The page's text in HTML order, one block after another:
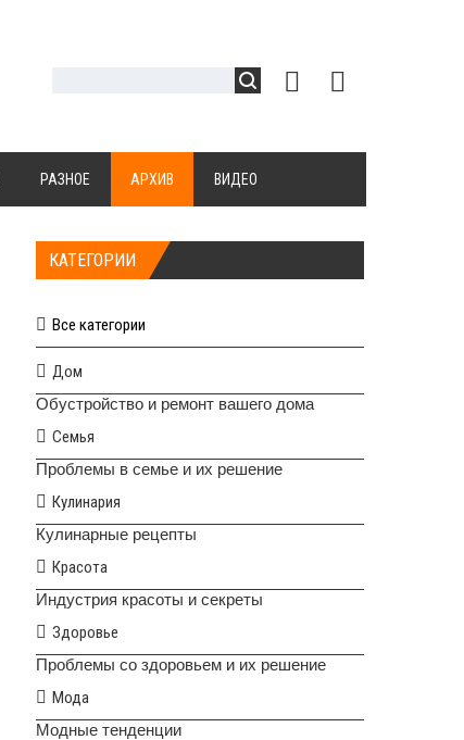
РАЗНОЕ АРХИВ ВИДЕО
КАТЕГОРИИ
Все категории
Дом
Обустройство и ремонт вашего дома
Семья
Проблемы в семье и их решение
Кулинария
Кулинарные рецепты
Красота
Индустрия красоты и секреты
Здоровье
Проблемы со здоровьем и их решение
Мода
Модные тенденции